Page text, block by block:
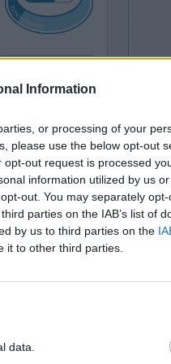
Information
or processing of your
please use the below opt-out
out request is processed
information utilized by us
out. You may separately
parties on the IAB’s list of
by us to third parties on the
it to other third parties.
data.
ich
2 Kommentare